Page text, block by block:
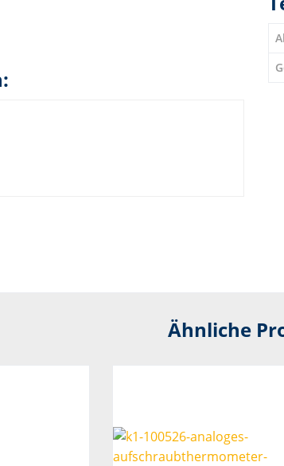
Ähnliche